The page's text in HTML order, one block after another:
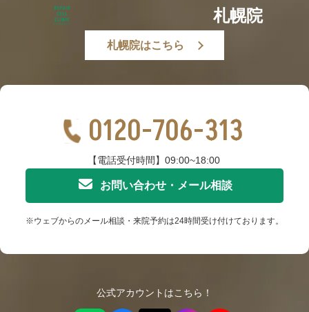
札幌院
札幌院はこちら
0120-706-313
【電話受付時間】09:00~18:00
お問い合わせ・メール相談
※ウェブからのメール相談・来院予約は24時間受け付けております。
公式アカウントはこちら！